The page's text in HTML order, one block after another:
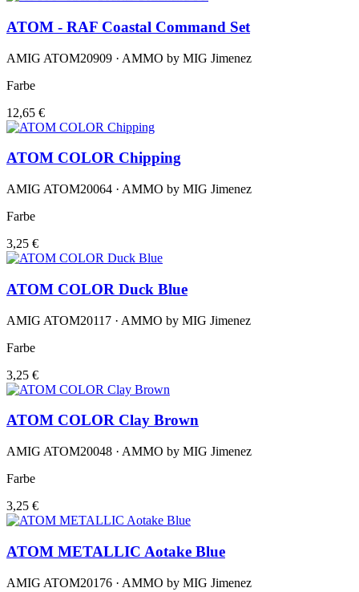
ATOM - RAF Coastal Command Set
AMIG ATOM20909 · AMMO by MIG Jimenez
Farbe
12,65 €
ATOM COLOR Chipping
AMIG ATOM20064 · AMMO by MIG Jimenez
Farbe
3,25 €
ATOM COLOR Duck Blue
AMIG ATOM20117 · AMMO by MIG Jimenez
Farbe
3,25 €
ATOM COLOR Clay Brown
AMIG ATOM20048 · AMMO by MIG Jimenez
Farbe
3,25 €
ATOM METALLIC Aotake Blue
AMIG ATOM20176 · AMMO by MIG Jimenez